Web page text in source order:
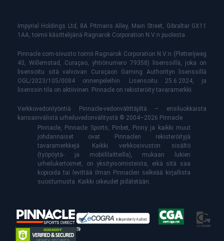
Impyrial Holdings Ltd, 8A Pitmans Alley, Main Street, Gibraltar GX11
1AA, toimii käsittelijänä Ragnarok Corporation N.V:n puolesta.
Pinnacle.com-sivusto toimii Ragnarok Corporation N.V:n (Pletterijweg
43, Willemstad, Curaçao, yhtiönumero 79358) lisenssillä, joka on
lisensoitu sitä valvovan Curaçaon Gaming Authorityn lisenssillä
OGL/2023/105/0084 onnenpeleihin. Lisensoitu 25.6.2024, ja
lisenssin tila on aktiivinen. Pinnacle on rekisteröity tavaramerkki.
Verkkovedonlyöntiä Pinnacle-vedonvälittäjiltä – ensiluokkaista
kansainvälistä urheiluvedonvälitystä © 2004–2026 Pinnacle
Pinnacle, Pinnacle Sports, Pinbet, Pinny ja kaikki muut
johdannaiset ovat Pinnaclen rekisteröityjä
tavaramerkkejä. Kaikki verkkosivuston sisältö
(työpöytä- ja mobiililaitteilla), mukaan lukien
urheilukertoimet, on yksityisomisteista, eikä sitä saa
kopioida tai levittää ilman Pinnaclen selkeää kirjallista
suostumusta. Kaikki oikeudet pidätetään.